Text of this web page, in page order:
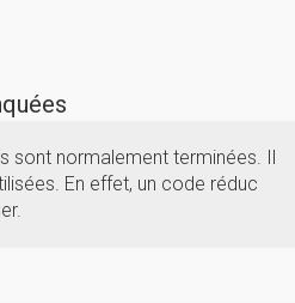
sont normalement terminées. Il
En effet, un code réduc